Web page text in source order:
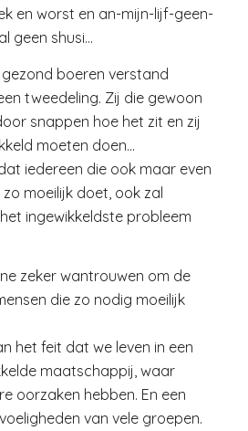
en worst en an-mijn-lijf-geen-
geen shusi…
boeren verstand
tweedeling. Zij die gewoon
snappen hoe het zit en zij
moeten doen…
iedereen die ook maar even
moeilijk doet, ook zal
ingewikkeldste probleem
zeker wantrouwen om de
die zo nodig moeilijk
het feit dat we leven in een
maatschappij, waar
oorzaken hebben. En een
van vele groepen.